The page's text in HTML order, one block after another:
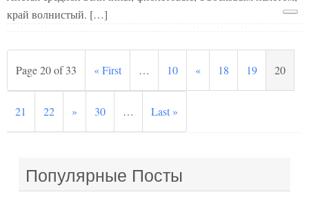
край волнистый. […]
Page 20 of 33 « First … 10 « 18 19 20
21 22 » 30 … Last »
Популярные Посты